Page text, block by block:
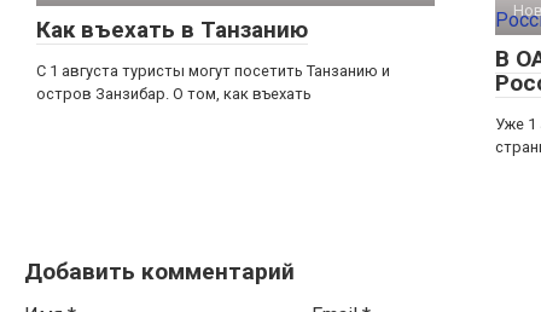
Как въехать в Танзанию
С 1 августа туристы могут посетить Танзанию и
остров Занзибар. О том, как въехать
В
Уже 1
Добавить комментарий